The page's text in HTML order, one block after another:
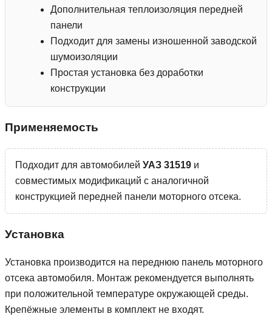
Дополнительная теплоизоляция передней
панели
Подходит для замены изношенной заводской
шумоизоляции
Простая установка без доработки
конструкции
Применяемость
Подходит для автомобилей УАЗ 31519 и
совместимых модификаций с аналогичной
конструкцией передней панели моторного отсека.
Установка
Установка производится на переднюю панель моторного
отсека автомобиля. Монтаж рекомендуется выполнять
при положительной температуре окружающей среды.
Крепёжные элементы в комплект не входят.